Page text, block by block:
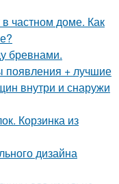
частном доме. Как
бревнами.
появления + лучшие
внутри и снаружи
Корзинка из
дизайна